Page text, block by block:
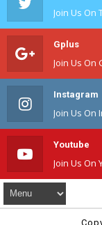
Join Us On
Gplus
Join Us On
Instagram
Join Us On
Youtube
Join Us On